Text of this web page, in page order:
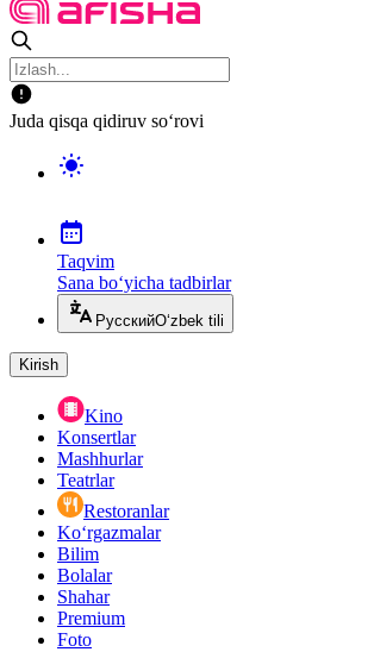
Juda qisqa qidiruv so‘rovi
Taqvim
Sana bo‘yicha tadbirlar
РусскийO‘zbek tili
Kirish
Kino
Konsertlar
Mashhurlar
Teatrlar
Restoranlar
Ko‘rgazmalar
Bilim
Bolalar
Shahar
Premium
Foto